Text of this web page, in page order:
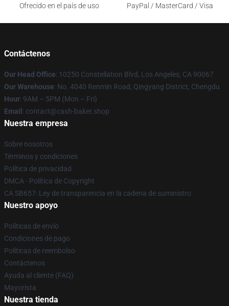
Ofrecido en el país de uso
PayPal / MasterCard / Visa
Contáctenos
Our Head Office: 10250 Constellation Blvd, Los Angeles, CA 90067
Our Warehouse: No. 4040 Renmin Road, Qingyang District, Chengdu
Hour: 9AM – 5PM (Mon – Fri)
Email : contact@cash-baker.shop
Nuestra empresa
Sobre nosotros
Términos y condiciones
Política de privacidad
DMCA - Política de Copyright
CA SB657: Ley de transparencia en la cadena de suministro
Nuestro apoyo
Políticas de envío
Condiciones de pago
Políticas de reembolso
Contáctenos
Ayuda al cliente (FAQ)
Mayorista
Nuestra tienda